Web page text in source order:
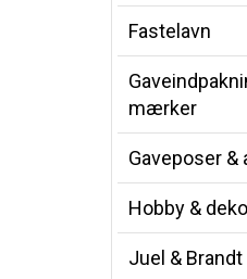
Fastelavn
mærker
Gaveposer
Hobby &
Juel & Brandt